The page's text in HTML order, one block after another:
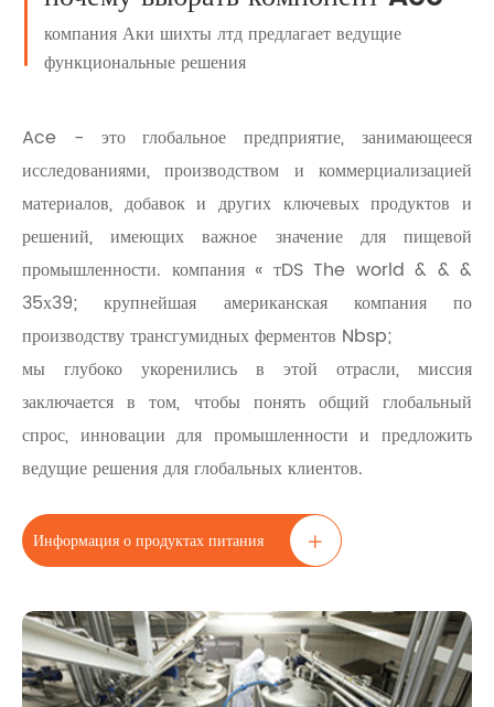
компания Аки шихты лтд предлагает ведущие
функциональные решения
Ace - это глобальное предприятие, занимающееся
исследованиями, производством и коммерциализацией
материалов, добавок и других ключевых продуктов и
решений, имеющих важное значение для пищевой
промышленности. компания « тDS The world & & &
35х39; крупнейшая американская компания по
производству трансгумидных ферментов Nbsp;
мы глубоко укоренились в этой отрасли, миссия
заключается в том, чтобы понять общий глобальный
спрос, инновации для промышленности и предложить
ведущие решения для глобальных клиентов.
Информация о продуктах питания 